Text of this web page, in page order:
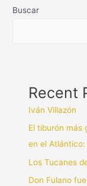
Buscar
Recent
Iván Villazón
El tiburón más
en el
Los Tucanes
Don Fulano